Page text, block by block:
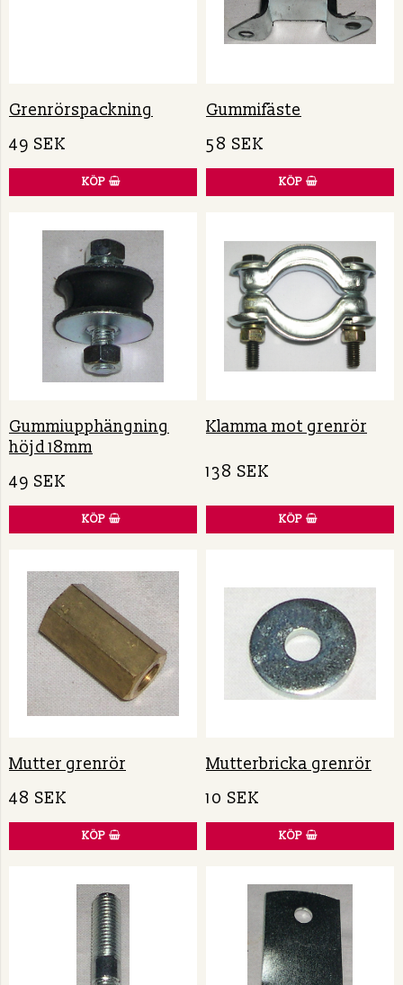
Grenrörspackning
49 SEK
KÖP
Gummifäste
58 SEK
KÖP
Gummiupphängning
höjd 18mm
49 SEK
KÖP
Klamma mot grenrör
138 SEK
KÖP
Mutter grenrör
48 SEK
KÖP
Mutterbricka grenrör
10 SEK
KÖP